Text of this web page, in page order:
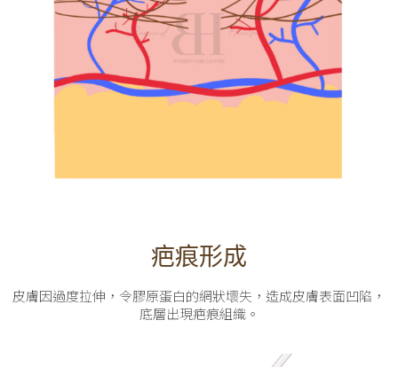
疤痕形成
皮膚因過度拉伸，令膠原蛋白的網狀壞失，造成皮膚表面凹陷，
底層出現疤痕組織。